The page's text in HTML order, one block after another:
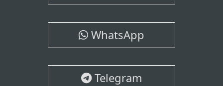
WhatsApp
Telegram